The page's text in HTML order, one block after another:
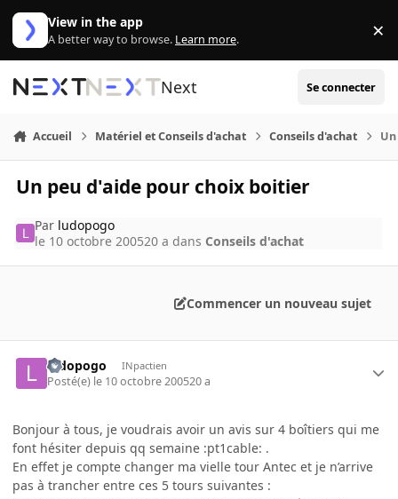
Aller au contenu
View in the app
A better way to browse. Learn more. ×
Next Se connecter
Accueil Matériel et Conseils d'achat Conseils d'achat
Un peu d'aide pour choix boitier
Par ludopogo
le 10 octobre 200520 a dans Conseils d'achat
Commencer un nouveau sujet
ludopogo INpactien
Posté(e) le 10 octobre 200520 a
Bonjour à tous, je voudrais avoir un avis sur 4 boîtiers qui me
font hésiter depuis qq semaine :pt1cable: .
En effet je compte changer ma vielle tour Antec et je n’arrive
pas à trancher entre ces 5 tours suivantes :